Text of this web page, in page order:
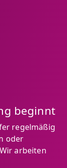
beginnt
regelmäßig
oder
arbeiten